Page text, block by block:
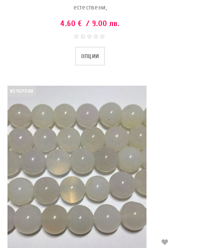
естествени,
4.60 € / 9.00 лв.
ОПЦИИ
ИЗЧЕРПАН